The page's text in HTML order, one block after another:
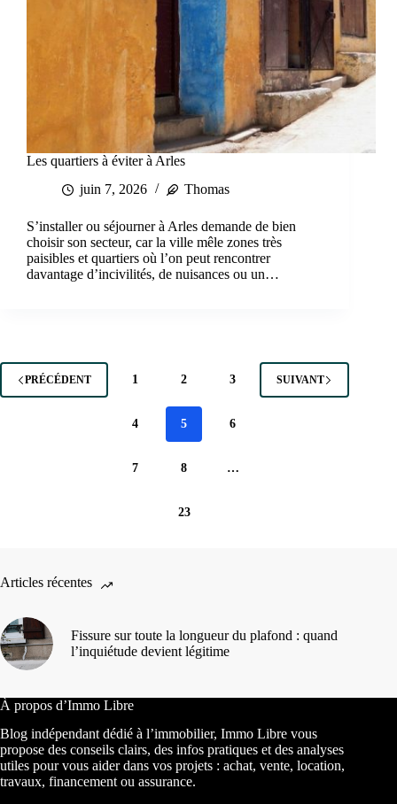
Les quartiers à éviter à Arles
juin 7, 2026
Thomas
S’installer ou séjourner à Arles demande de bien
choisir son secteur, car la ville mêle zones très
paisibles et quartiers où l’on peut rencontrer
davantage d’incivilités, de nuisances ou un…
PRÉCÉDENT 1 2 3
4 5 6
7 8 …
23
SUIVANT
Articles récentes
Fissure sur toute la longueur du plafond : quand
l’inquiétude devient légitime
À propos d’Immo Libre
Blog indépendant dédié à l’immobilier, Immo Libre vous
propose des conseils clairs, des infos pratiques et des analyses
utiles pour vous aider dans vos projets : achat, vente, location,
travaux, financement ou assurance.